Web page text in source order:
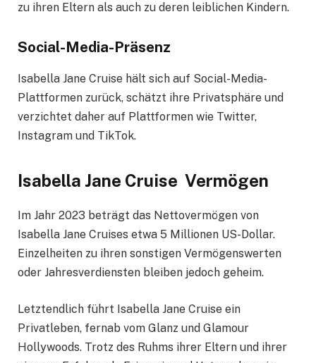
zu ihren Eltern als auch zu deren leiblichen Kindern.
Social-Media-Präsenz
Isabella Jane Cruise hält sich auf Social-Media-
Plattformen zurück, schätzt ihre Privatsphäre und
verzichtet daher auf Plattformen wie Twitter,
Instagram und TikTok.
Isabella Jane Cruise Vermögen
Im Jahr 2023 beträgt das Nettovermögen von
Isabella Jane Cruises etwa 5 Millionen US-Dollar.
Einzelheiten zu ihren sonstigen Vermögenswerten
oder Jahresverdiensten bleiben jedoch geheim.
Letztendlich führt Isabella Jane Cruise ein
Privatleben, fernab vom Glanz und Glamour
Hollywoods. Trotz des Ruhms ihrer Eltern und ihrer